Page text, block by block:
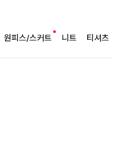
원피스/스커트 니트 티셔츠